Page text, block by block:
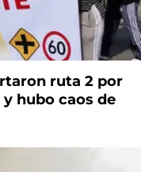
ruta 2 por
hubo caos de